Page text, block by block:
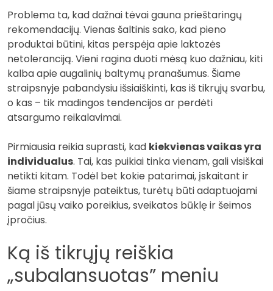
Problema ta, kad dažnai tėvai gauna prieštaringų
rekomendacijų. Vienas šaltinis sako, kad pieno
produktai būtini, kitas perspėja apie laktozės
netoleranciją. Vieni ragina duoti mėsą kuo dažniau, kiti
kalba apie augalinių baltymų pranašumus. Šiame
straipsnyje pabandysiu išsiaiškinti, kas iš tikrųjų svarbu,
o kas – tik madingos tendencijos ar perdėti
atsargumo reikalavimai.
Pirmiausia reikia suprasti, kad kiekvienas vaikas yra
individualus. Tai, kas puikiai tinka vienam, gali visiškai
netikti kitam. Todėl bet kokie patarimai, įskaitant ir
šiame straipsnyje pateiktus, turėtų būti adaptuojami
pagal jūsų vaiko poreikius, sveikatos būklę ir šeimos
įpročius.
Ką iš tikrųjų reiškia
„subalansuotas” meniu